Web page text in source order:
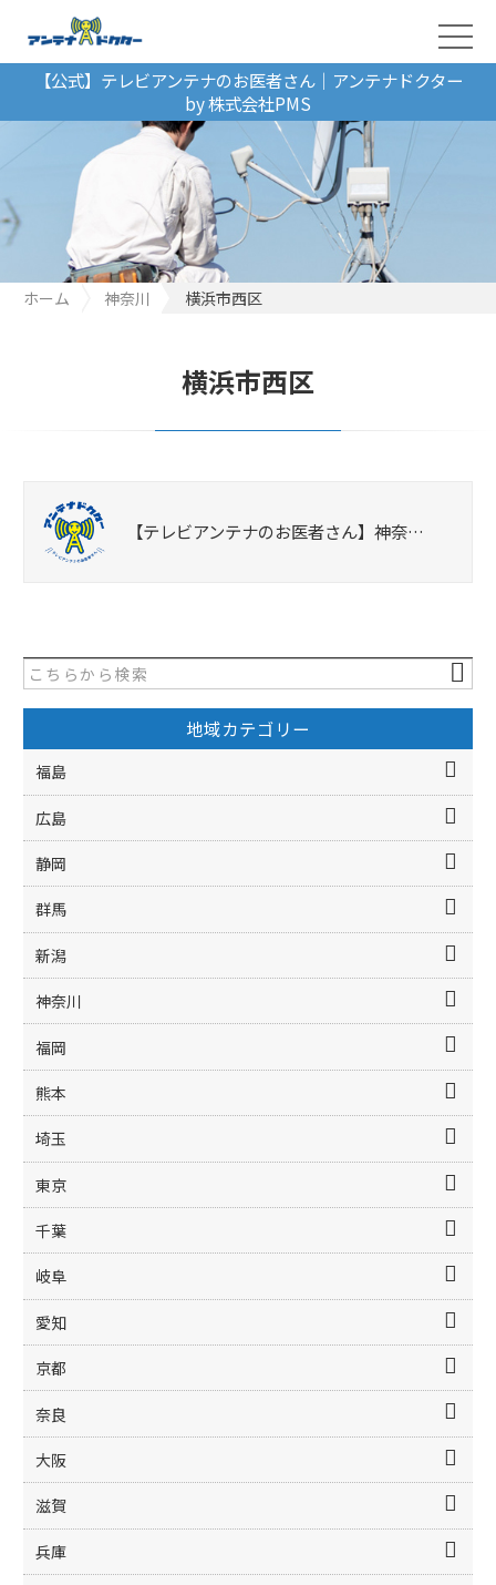
【公式】テレビアンテナのお医者さん｜アンテナドクター
by 株式会社PMS
ホーム 神奈川 横浜市西区
横浜市西区
【テレビアンテナのお医者さん】神奈…
地域カテゴリー
福島
広島
静岡
群馬
新潟
神奈川
福岡
熊本
埼玉
東京
千葉
岐阜
愛知
京都
奈良
大阪
滋賀
兵庫